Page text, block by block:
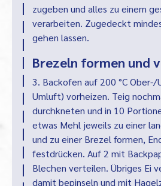
zugeben und alles zu einem
verarbeiten. Zugedeckt
gehen lassen.
Brezeln formen und
3. Backofen auf 200 °C
Umluft) vorheizen. Teig
durchkneten und in 10
etwas Mehl jeweils zu einer
und zu einer Brezel formen,
festdrücken. Auf 2 mit
Blechen verteilen. Übriges Ei
damit bepinseln und mit